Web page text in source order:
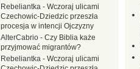
Rebeliantka - Wczoraj ulicami
Czechowic-Dziedzic przeszła
procesja w intencji Ojczyzny
AlterCabrio - Czy Biblia każe
przyjmować migrantów?
Rebeliantka - Wczoraj ulicami